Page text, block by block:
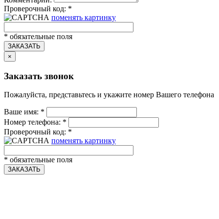
Проверочный код: *
поменять картинку
* обязательные поля
ЗАКАЗАТЬ
×
Заказать звонок
Пожалуйста, представьтесь и укажите номер Вашего телефона
Ваше имя: *
Номер телефона: *
Проверочный код: *
поменять картинку
* обязательные поля
ЗАКАЗАТЬ